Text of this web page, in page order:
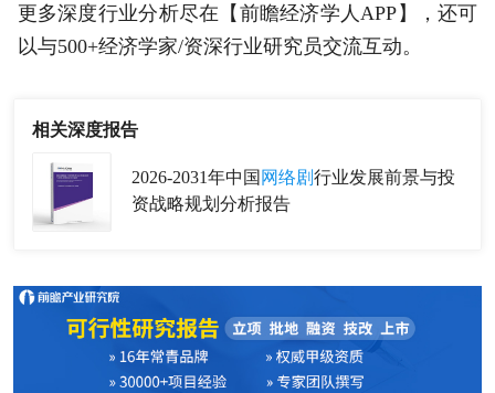
更多深度行业分析尽在【前瞻经济学人APP】，还可
以与500+经济学家/资深行业研究员交流互动。
相关深度报告
2026-2031年中国 网络剧行业发展前景与投
资战略规划分析报告